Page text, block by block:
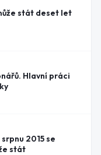
stát deset let
Hlavní práci
2015 se
stát